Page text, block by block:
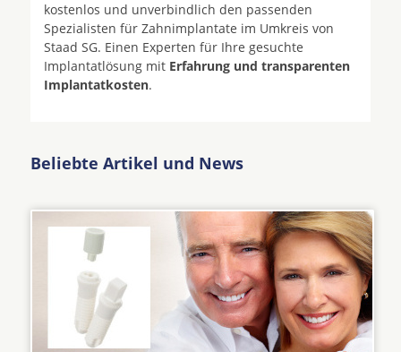
kostenlos und unverbindlich den passenden
Spezialisten für Zahnimplantate im Umkreis von
Staad SG. Einen Experten für Ihre gesuchte
Implantatlösung mit Erfahrung und transparenten
Implantatkosten.
Beliebte Artikel und News